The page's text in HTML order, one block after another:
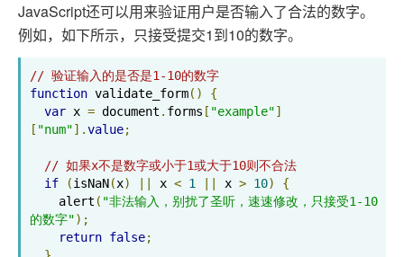
JavaScript还可以用来验证用户是否输入了合法的数字。
例如，如下所示，只接受提交1到10的数字。
// 验证输入的是否是1-10的数字
function validate_form()
{
var x = document . forms [ "example"]
[ "num"].value;
// 如果x不是数字或小于1或大于10则不合法
if
(isNaN(x) || x < 1 || x > 10)
{
    alert
( "非法输入，别扰了圣听，速速修改，只接受1-10
的数字");
return false;